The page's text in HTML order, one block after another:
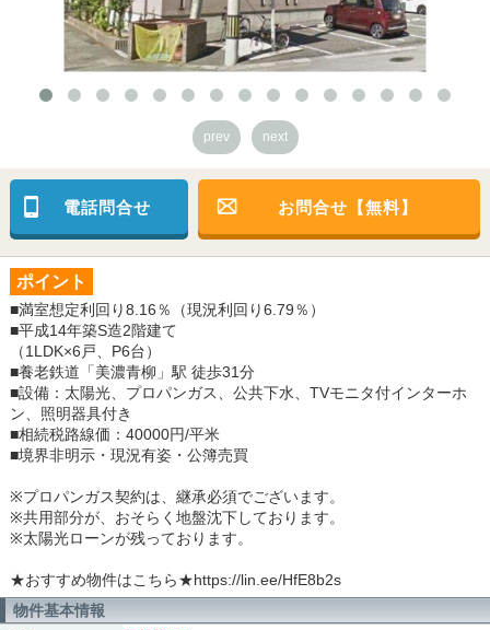
prev next
電話問合せ お問合せ【無料】
ポイント
■満室想定利回り8.16％（現況利回り6.79％）
■平成14年築S造2階建て
（1LDK×6戸、P6台）
■養老鉄道「美濃青柳」駅 徒歩31分
■設備：太陽光、プロパンガス、公共下水、TVモニタ付インターホ
ン、照明器具付き
■相続税路線価：40000円/平米
■境界非明示・現況有姿・公簿売買
※プロパンガス契約は、継承必須でございます。
※共用部分が、おそらく地盤沈下しております。
※太陽光ローンが残っております。
★おすすめ物件はこちら★https://lin.ee/HfE8b2s
物件基本情報